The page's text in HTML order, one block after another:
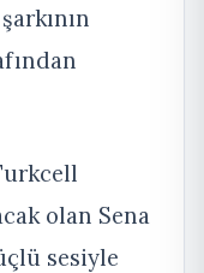
olan Sena
sesiyle